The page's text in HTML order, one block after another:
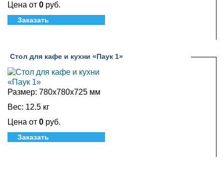
Цена от 0 руб.
Заказать
Стол для кафе и кухни «Паук 1»
Размер: 780х780х725 мм
Вес: 12.5 кг
Цена от 0 руб.
Заказать